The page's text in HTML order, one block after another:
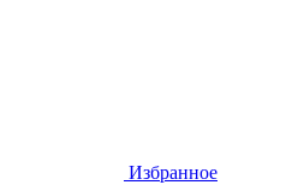
Избранное